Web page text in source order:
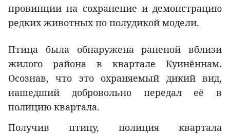
провинции на сохранение и демонстрацию
редких животных по полудикой модели.
Птица была обнаружена раненой вблизи
жилого района в квартале Куинённам.
Осознав, что это охраняемый дикий вид,
нашедший добровольно передал её в
полицию квартала.
Получив птицу, полиция квартала